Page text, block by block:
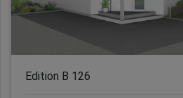
Edition B 126